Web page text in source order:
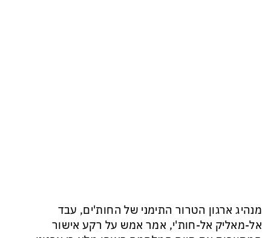
מנהיג ארגון הטרור התימני של החות'ים, עבד
אל-מאליק אל-חות'י, אמר אמש על רקע אישור